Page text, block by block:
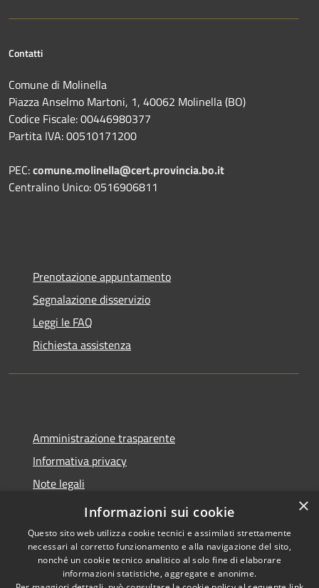
Contatti
Comune di Molinella
Piazza Anselmo Martoni, 1, 40062 Molinella (BO)
Codice Fiscale: 00446980377
Partita IVA: 00510171200
PEC:comune.molinella@cert.provincia.bo.it
Centralino Unico: 0516906811
Prenotazione appuntamento
Segnalazione disservizio
Leggi le FAQ
Richiesta assistenza
Amministrazione trasparente
Informativa privacy
Note legali
Dichiarazione di accessibilità
Copyright © 2026 • Comune di
×
Informazioni sui cookie
Questo sito web utilizza cookie tecnici e assimilati strettamente
necessari al corretto funzionamento e alla navigazione del sito,
nonché un cookie tecnico analitico al solo fine di elaborare
informazioni statistiche, aggregate e anonime.